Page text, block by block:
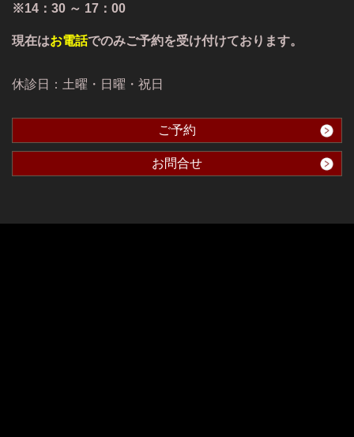
※14：30 ～ 17：00
現在はお電話でのみご予約を受け付けております。
休診日：土曜・日曜・祝日
ご予約
お問合せ